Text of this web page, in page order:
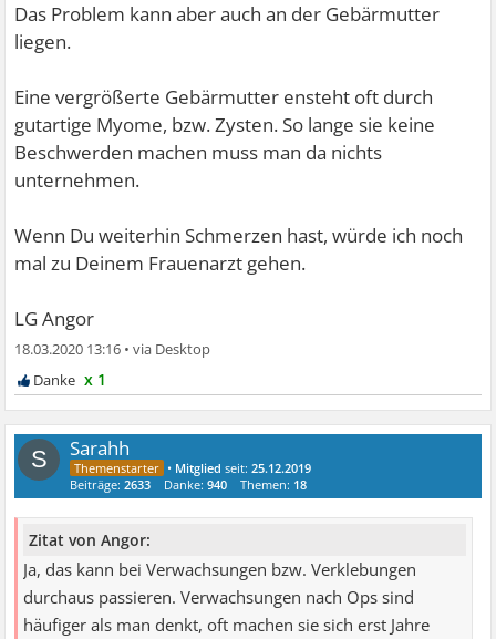
Das Problem kann aber auch an der Gebärmutter
liegen.
Eine vergrößerte Gebärmutter ensteht oft durch
gutartige Myome, bzw. Zysten. So lange sie keine
Beschwerden machen muss man da nichts
unternehmen.
Wenn Du weiterhin Schmerzen hast, würde ich noch
mal zu Deinem Frauenarzt gehen.
LG Angor
18.03.2020 13:16 •
x 1
S Sarahh
• Mitglied seit:25.12.2019
Beiträge:2633 Danke:940 Themen: 18
Zitat von Angor:
Ja, das kann bei Verwachsungen bzw. Verklebungen
durchaus passieren. Verwachsungen nach Ops sind
häufiger als man denkt, oft machen sie sich erst Jahre